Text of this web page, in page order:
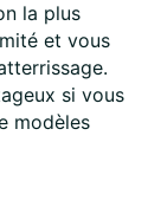
la plus
et vous
si vous
modèles